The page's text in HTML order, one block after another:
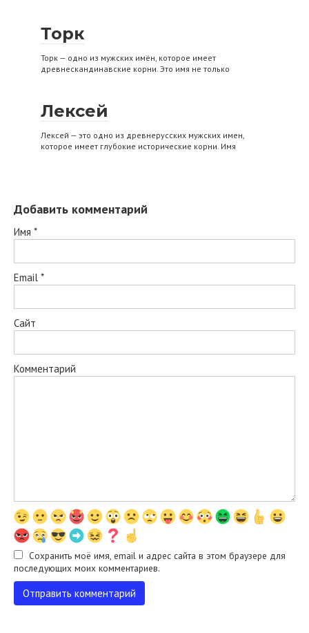
Торк
Торк — одно из мужских имён, которое имеет
древнескандинавские корни. Это имя не только
Лексей
Лексей — это одно из древнерусских мужских имен,
которое имеет глубокие исторические корни. Имя
Добавить комментарий
Имя *
Email *
Сайт
Комментарий
Сохранить моё имя, email и адрес сайта в этом браузере для
последующих моих комментариев.